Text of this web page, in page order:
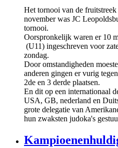
Het tornooi van de
november was JC
tornooi.
Oorspronkelijk waren er 10
(U11) ingeschreven voor
zondag.
Door omstandigheden
anderen gingen er vurig
2de en 3 derde plaatsen.
En dit op een internationaal
USA, GB, nederland en
grote delegatie van
hun zwaksten judoka's